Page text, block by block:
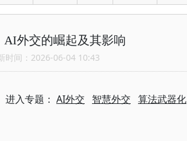
外交的崛起及其影响
时间：2026-06-04 10:43
进入专题： AI外交 智慧外交 算法武器化